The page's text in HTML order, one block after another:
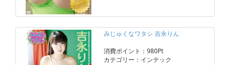
みじゅくなワタシ 吉永りん
消費ポイント：980Pt
カテゴリー：インテック